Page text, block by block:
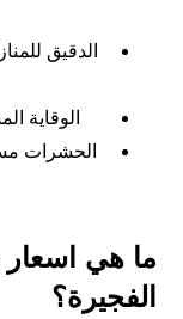
الدقيق
الوقاية
الحشرات
ما هي
الفجيرة؟